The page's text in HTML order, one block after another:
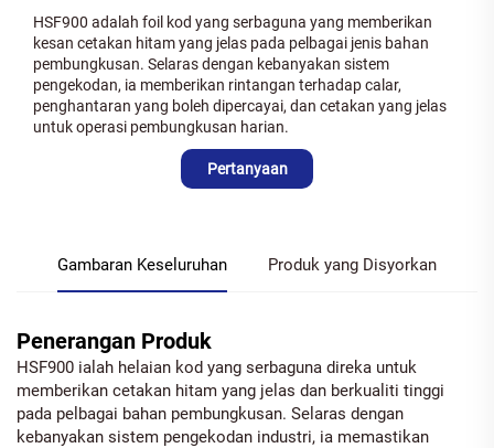
HSF900 adalah foil kod yang serbaguna yang memberikan
kesan cetakan hitam yang jelas pada pelbagai jenis bahan
pembungkusan. Selaras dengan kebanyakan sistem
pengekodan, ia memberikan rintangan terhadap calar,
penghantaran yang boleh dipercayai, dan cetakan yang jelas
untuk operasi pembungkusan harian.
Pertanyaan
Gambaran Keseluruhan Produk yang Disyorkan
Penerangan Produk
HSF900 ialah helaian kod yang serbaguna direka untuk
memberikan cetakan hitam yang jelas dan berkualiti tinggi
pada pelbagai bahan pembungkusan. Selaras dengan
kebanyakan sistem pengekodan industri, ia memastikan